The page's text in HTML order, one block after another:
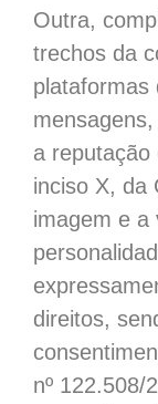
Outra,
trechos da
plataformas
a reputação
inciso X, da
imagem e a
direitos,
nº 122.508/